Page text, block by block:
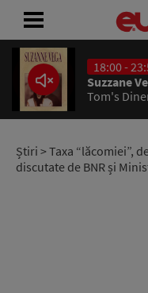
18:00 -
Suzzane
Tom's
Știri > Taxa “lăcomiei”,
discutate de BNR și
ACASĂ
ȘTIRI
RADIO